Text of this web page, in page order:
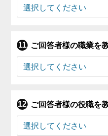
ご回答者様の職業を
ご回答者様の役職を